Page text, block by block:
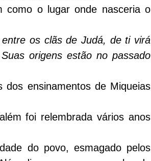
como o lugar onde nasceria o
os clãs de Judá, de ti virá
origens estão no passado
ensinamentos de Miqueias
foi relembrada vários anos
do povo, esmagado pelos